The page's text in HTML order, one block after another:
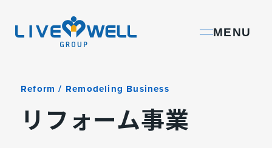
L
MENU
Reform / Remodeling Business
リフォーム事業